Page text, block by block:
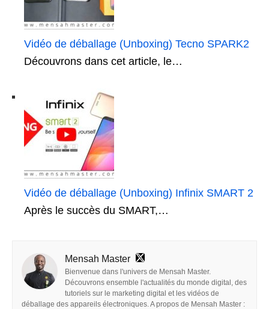
Vidéo de déballage (Unboxing) Tecno SPARK2
Découvrons dans cet article, le…
Vidéo de déballage (Unboxing) Infinix SMART 2
Après le succès du SMART,…
Mensah Master
Bienvenue dans l'univers de Mensah Master.
Découvrons ensemble l'actualités du monde digital, des
tutoriels sur le marketing digital et les vidéos de
déballage des appareils électroniques. A propos de Mensah Master :